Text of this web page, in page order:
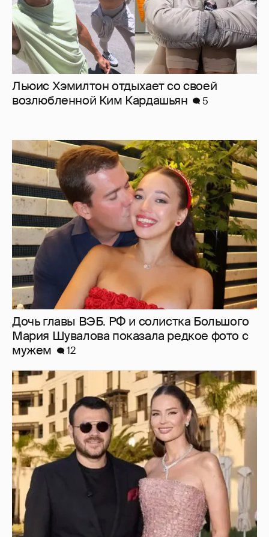
Льюис Хэмилтон отдыхает со своей
возлюбленной Ким Кардашьян
5
Дочь главы ВЭБ. РФ и солистка Большого
Мария Шувалова показала редкое фото с
мужем
12